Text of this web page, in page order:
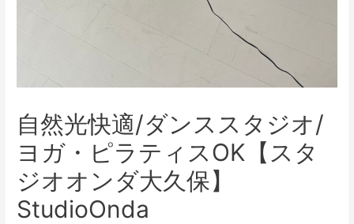
自然光快適/ダンススタジオ/
ヨガ・ピラティスOK【スタ
ジオオンダ大久保】
StudioOnda